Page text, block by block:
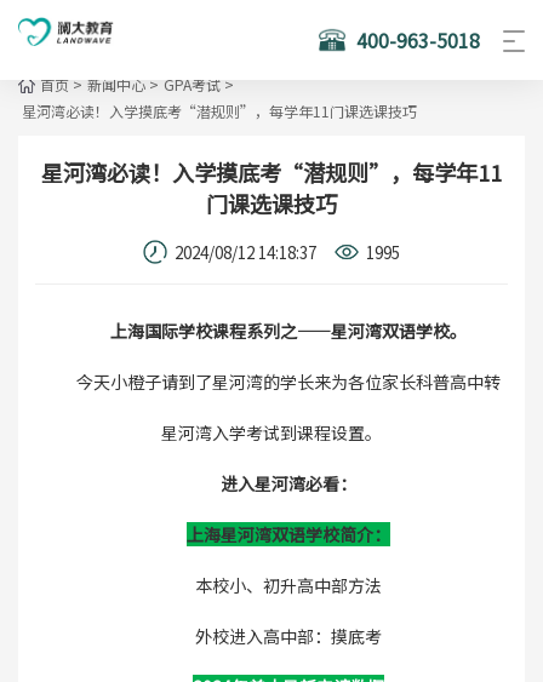
400-963-5018
首页 > 新闻中心 > GPA考试 >
星河湾必读！入学摸底考“潜规则”，每学年11门课选课技巧
星河湾必读！入学摸底考“潜规则”，每学年11
门课选课技巧
2024/08/12 14:18:37 1995
上海国际学校课程系列之——星河湾双语学校。
今天小橙子请到了星河湾的学长来为各位家长科普高中转
星河湾入学考试到课程设置。
进入星河湾必看：
上海星河湾双语学校简介：
本校小、初升高中部方法
外校进入高中部：摸底考